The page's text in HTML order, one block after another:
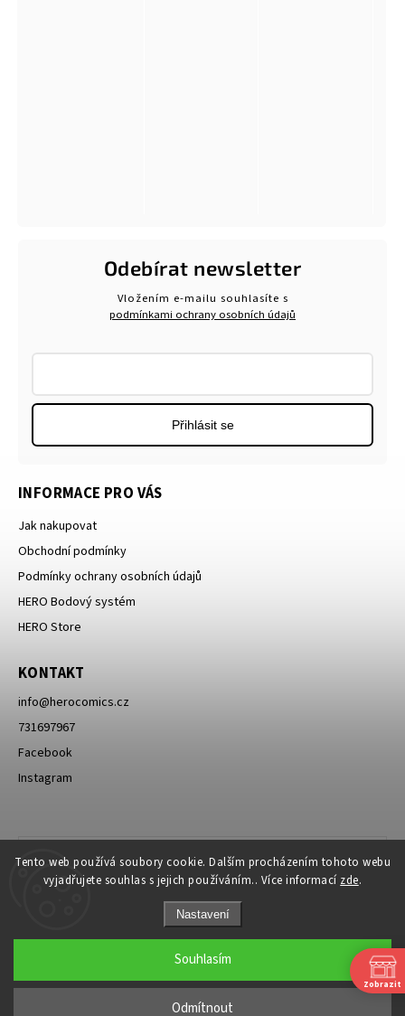
Tento web používá soubory cookie. Dalším procházením tohoto webu
vyjadřujete souhlas s jejich používáním.. Více informací zde.
Nastavení
Odmítnout
Souhlasím
INFORMACE PRO VÁS
Jak nakupovat
Obchodní podmínky
Podmínky ochrany osobních údajů
HERO Bodový systém
HERO Store
KONTAKT
info@herocomics.cz
731697967
Facebook
Instagram
Odebírat newsletter
Vložením e-mailu souhlasíte s
podmínkami ochrany osobních údajů
Přihlásit se
Copyright 2026HERO Comics. Všechna práva vyhrazena.
Zobrazit